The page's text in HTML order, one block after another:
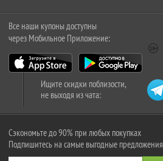
Все наши купоны доступны
через Мобильное Приложение:
Ищите скидки поблизости,
не выходя из чата:
Сэкономьте до 90% при любых покупках
Подпишитесь на самые выгодные предложения